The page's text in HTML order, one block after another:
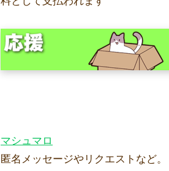
マシュマロ
匿名メッセージやリクエストなど